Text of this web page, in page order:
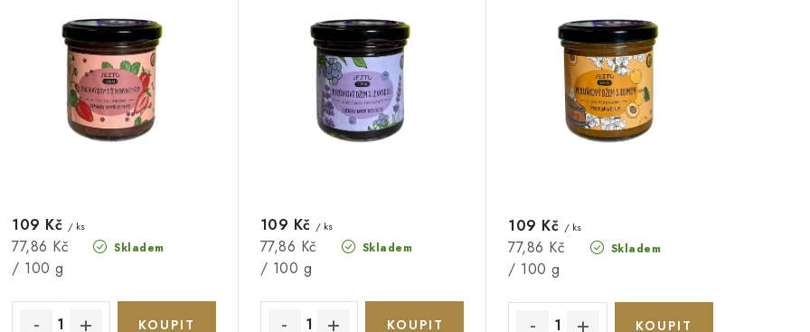
p
r
o
d
ů Skladem
109 Kč / ks
Měrná
cena:
77,86 Kč
/ 100 g
Skladem
109 Kč / ks
Měrná
cena:
77,86 Kč
/ 100 g
Skladem
109 Kč / ks
Měrná
cena:
77,86 Kč
/ 100 g